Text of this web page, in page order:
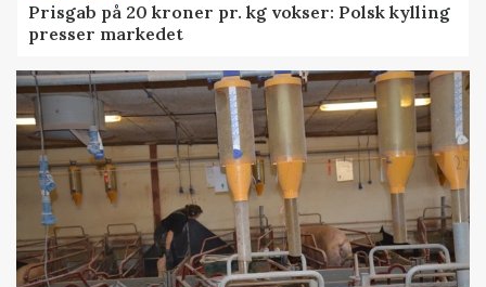
Prisgab på 20 kroner pr. kg vokser: Polsk kylling
presser markedet